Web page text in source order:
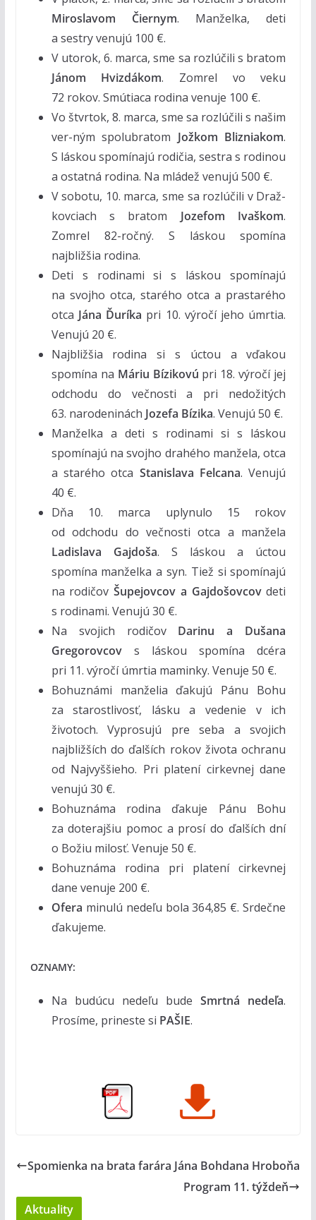
Miroslavom Čiernym. Manželka, deti
a sestry venujú 100 €.
V utorok, 6. marca, sme sa rozlúčili s bratom
Jánom Hvizdákom. Zomrel vo veku
72 rokov. Smútiaca rodina venuje 100 €.
Vo štvrtok, 8. marca, sme sa rozlúčili s našim
ver-ným spolubratom Jožkom Blizniakom.
S láskou spomínajú rodičia, sestra s rodinou
a ostatná rodina. Na mládež venujú 500 €.
V sobotu, 10. marca, sme sa rozlúčili v Draž-
kovciach s bratom Jozefom Ivaškom.
Zomrel 82-ročný. S láskou spomína
najbližšia rodina.
Deti s rodinami si s láskou spomínajú
na svojho otca, starého otca a prastarého
otca Jána Ďuríka pri 10. výročí jeho úmrtia.
Venujú 20 €.
Najbližšia rodina si s úctou a vďakou
spomína na Máriu Bízikovú pri 18. výročí jej
odchodu do večnosti a pri nedožitých
63. narodeninách Jozefa Bízika. Venujú 50 €.
Manželka a deti s rodinami si s láskou
spomínajú na svojho drahého manžela, otca
a starého otca Stanislava Felcana. Venujú
40 €.
Dňa 10. marca uplynulo 15 rokov
od odchodu do večnosti otca a manžela
Ladislava Gajdoša. S láskou a úctou
spomína manželka a syn. Tiež si spomínajú
na rodičovŠupejovcov a Gajdošovcovdeti
s rodinami. Venujú 30 €.
Na svojich rodičov Darinu a Dušana
Gregorovcovs láskou spomína dcéra
pri 11. výročí úmrtia maminky. Venuje 50 €.
Bohuznámi manželia ďakujú Pánu Bohu
za starostlivosť, lásku a vedenie v ich
životoch. Vyprosujú pre seba a svojich
najbližších do ďalších rokov života ochranu
od Najvyššieho. Pri platení cirkevnej dane
venujú 30 €.
Bohuznáma rodina ďakuje Pánu Bohu
za doterajšiu pomoc a prosí do ďalších dní
o Božiu milosť. Venuje 50 €.
Bohuznáma rodina pri platení cirkevnej
dane venuje 200 €.
Ofera minulú nedeľu bola 364,85 €. Srdečne
ďakujeme.
OZNAMY:
Na budúcu nedeľu budeSmrtná nedeľa.
Prosíme, prineste si PAŠIE.
Spomienka na brata farára Jána Bohdana Hroboňa
Program 11. týždeň
Aktuality